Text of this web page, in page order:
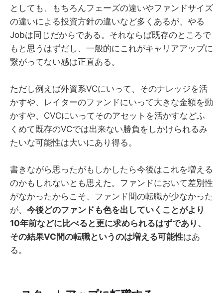
としても、もちろんフェーズの違いやファンドサイズ
の違いによる投資方針の違いなど多くあるが、やる
Jobは同じだからである。それならば既存のところで
もと思うはずだし、一般的にこれがキャリアアップに
繋がってない感は正直ある。
ただし例えば外資系VCにいって、そのナレッジを活
かすや、レイターのファンドにいって大きな金額を動
かすや、CVCにいってそのアセットを活かすなどふ
くめて既存のVCでは出来ない勝負をしかけられるみ
たいな可能性は大いにあり得る。
書きながら思ったがもしかしたら今後はこれを増える
のかもしれないとも思えた。ファンドにおいて差別性
がなかったからこそ、ファンド間の転職が少なかった
が、 今後どのファンドも色を出していくことがより
10年前などに比べると更に求められるはずであり、
その結果VC間の転職というのは増える可能性はあ
る。